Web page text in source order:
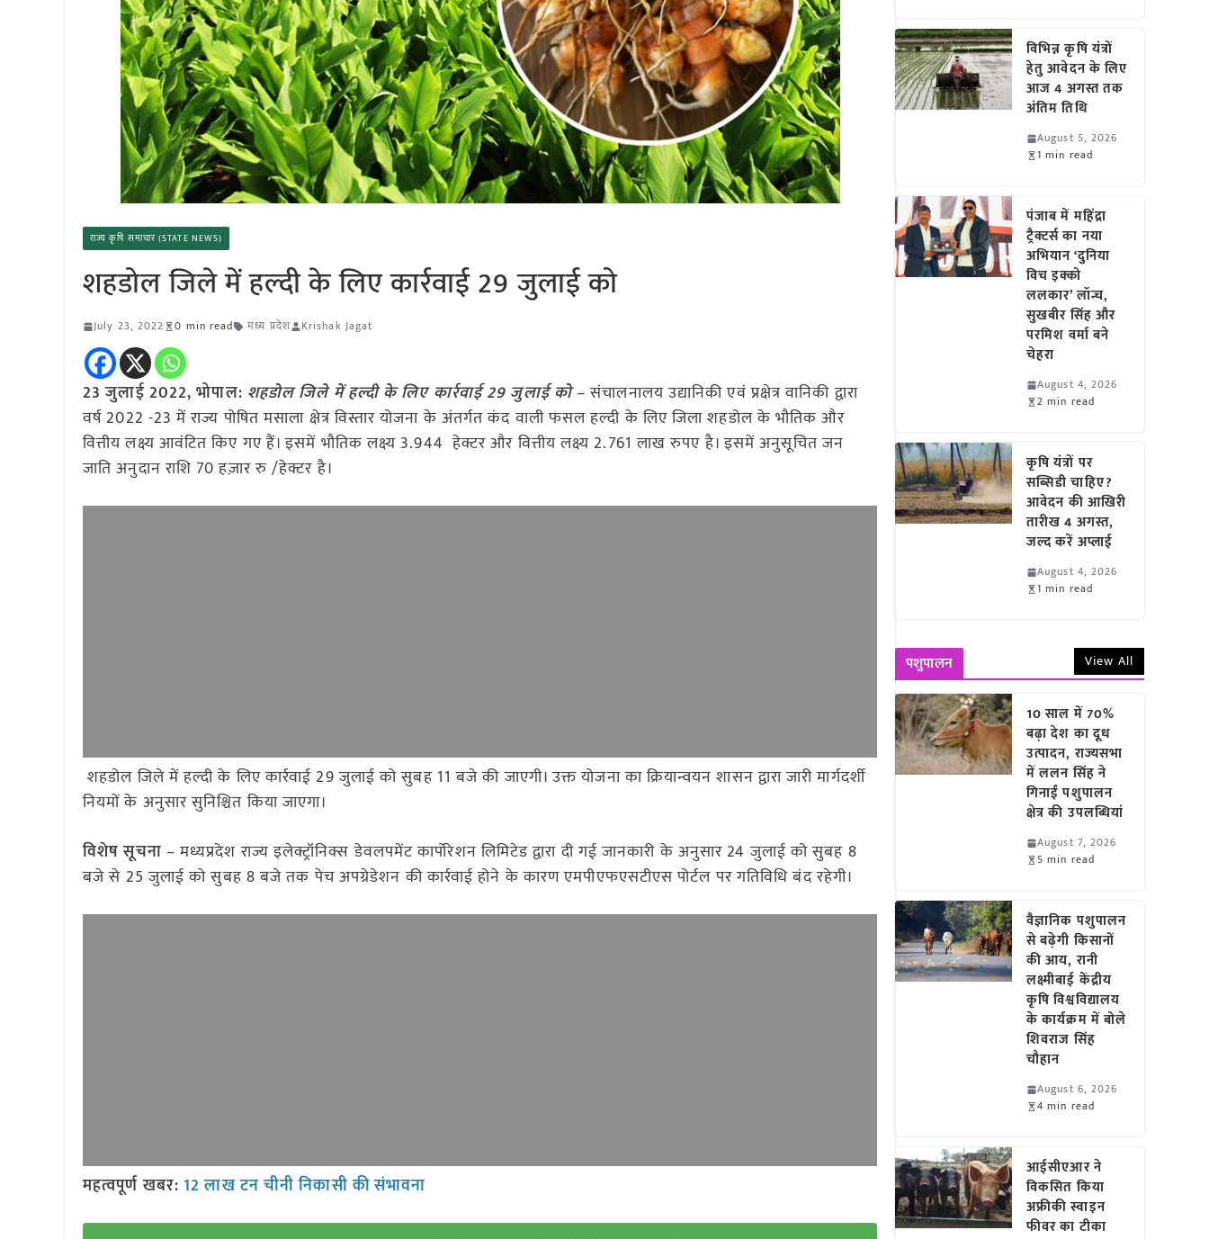
राज्य कृषि समाचार (STATE NEWS)
शहडोल जिले में हल्दी के लिए कार्रवाई 29 जुलाई को
July 23, 2022 0 min read मध्य प्रदेश Krishak Jagat
23 जुलाई 2022, भोपाल: शहडोल जिले में हल्दी के लिए कार्रवाई 29 जुलाई को– संचालनालय उद्यानिकी एवं प्रक्षेत्र वानिकी द्वारा
वर्ष 2022 -23 में राज्य पोषित मसाला क्षेत्र विस्तार योजना के अंतर्गत कंद वाली फसल हल्दी के लिए जिला शहडोल के भौतिक और
वित्तीय लक्ष्य आवंटित किए गए हैं। इसमें भौतिक लक्ष्य 3.944 हेक्टर और वित्तीय लक्ष्य 2.761 लाख रुपए है। इसमें अनुसूचित जन
जाति अनुदान राशि 70 हज़ार रु /हेक्टर है।
शहडोल जिले में हल्दी के लिए कार्रवाई 29 जुलाई को सुबह 11 बजे की जाएगी। उक्त योजना का क्रियान्वयन शासन द्वारा जारी मार्गदर्शी
नियमों के अनुसार सुनिश्चित किया जाएगा।
विशेष सूचना – मध्यप्रदेश राज्य इलेक्ट्रॉनिक्स डेवलपमेंट कार्पोरेशन लिमिटेड द्वारा दी गई जानकारी के अनुसार 24 जुलाई को सुबह 8
बजे से 25 जुलाई को सुबह 8 बजे तक पेच अपग्रेडेशन की कार्रवाई होने के कारण एमपीएफएसटीएस पोर्टल पर गतिविधि बंद रहेगी।
महत्वपूर्ण खबर: 12 लाख टन चीनी निकासी की संभावना
विभिन्न कृषि यंत्रों
हेतु आवेदन के लिए
आज 4 अगस्त तक
अंतिम तिथि
August 5, 2026
1 min read
पंजाब में महिंद्रा
ट्रैक्टर्स का नया
अभियान ‘दुनिया
विच इक्को
ललकार’ लॉन्च,
सुखबीर सिंह और
परमिश वर्मा बने
चेहरा
August 4, 2026
2 min read
कृषि यंत्रों पर
सब्सिडी चाहिए?
आवेदन की आखिरी
तारीख 4 अगस्त,
जल्द करें अप्लाई
August 4, 2026
1 min read
पशुपालन View All
10 साल में 70%
बढ़ा देश का दूध
उत्पादन, राज्यसभा
में ललन सिंह ने
गिनाईं पशुपालन
क्षेत्र की उपलब्धियां
August 7, 2026
5 min read
वैज्ञानिक पशुपालन
से बढ़ेगी किसानों
की आय, रानी
लक्ष्मीबाई केंद्रीय
कृषि विश्वविद्यालय
के कार्यक्रम में बोले
शिवराज सिंह
चौहान
August 6, 2026
4 min read
आईसीएआर ने
विकसित किया
अफ्रीकी स्वाइन
फीवर का टीका